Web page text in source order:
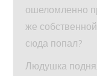
ошеломленно
же
сюда попал?
Людушка